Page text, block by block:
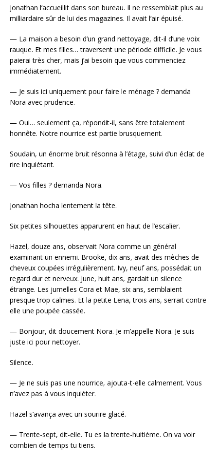
Jonathan l’accueillit dans son bureau. Il ne ressemblait plus au
milliardaire sûr de lui des magazines. Il avait l’air épuisé.
— La maison a besoin d’un grand nettoyage, dit-il d’une voix
rauque. Et mes filles… traversent une période difficile. Je vous
paierai très cher, mais j’ai besoin que vous commenciez
immédiatement.
— Je suis ici uniquement pour faire le ménage ? demanda
Nora avec prudence.
— Oui… seulement ça, répondit-il, sans être totalement
honnête. Notre nourrice est partie brusquement.
Soudain, un énorme bruit résonna à l’étage, suivi d’un éclat de
rire inquiétant.
— Vos filles ? demanda Nora.
Jonathan hocha lentement la tête.
Six petites silhouettes apparurent en haut de l’escalier.
Hazel, douze ans, observait Nora comme un général
examinant un ennemi. Brooke, dix ans, avait des mèches de
cheveux coupées irrégulièrement. Ivy, neuf ans, possédait un
regard dur et nerveux. June, huit ans, gardait un silence
étrange. Les jumelles Cora et Mae, six ans, semblaient
presque trop calmes. Et la petite Lena, trois ans, serrait contre
elle une poupée cassée.
— Bonjour, dit doucement Nora. Je m’appelle Nora. Je suis
juste ici pour nettoyer.
Silence.
— Je ne suis pas une nourrice, ajouta-t-elle calmement. Vous
n’avez pas à vous inquiéter.
Hazel s’avança avec un sourire glacé.
— Trente-sept, dit-elle. Tu es la trente-huitième. On va voir
combien de temps tu tiens.